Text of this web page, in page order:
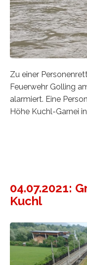
Zu einer
Feuerwehr Golling
alarmiert. Eine
Höhe Kuchl-Garnei
04.07.2021:
Kuchl